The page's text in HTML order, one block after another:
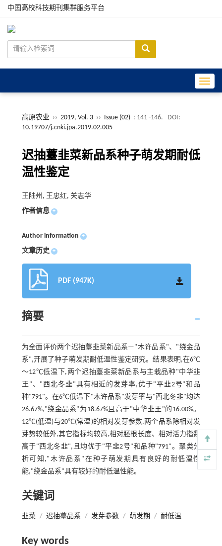
中国高校科技期刊集群服务平台
高原农业 ›› 2019, Vol. 3 ›› Issue (02) : 141 -146.
DOI:
10.19707/j.cnki.jpa.2019.02.005
迟抽薹韭菜新品系种子萌发期耐低
温性鉴定
王陆州, 王忠红, 关志华
作者信息 +
Author information +
文章历史 +
PDF (947K)
摘要
为全面评价两个迟抽薹韭菜新品系—"木许品系"、"绕金品
系",开展了种子萌发期耐低温性鉴定研究。结果表明,在6℃
～12℃低温下,两个迟抽薹韭菜新品系与主栽品种"中华韭
王"、"西北冬韭"具有相近的发芽率,优于"平韭2号"和品
种"791"。在6℃低温下"木许品系"发芽率与"西北冬韭"均达
26.67%,"绕金品系"为18.67%且高于"中华韭王"的16.00%。
12℃(低温)与20℃(常温)的相对发芽参数,两个品系除相对发
芽势较低外,其它指标均较高,相对胚根长度、相对活力指数
高于"西北冬韭",且均优于"平韭2号"和品种"791"。聚类分
析可知,"木许品系"在种子萌发期具有良好的耐低温性
能,"绕金品系"具有较好的耐低温性能。
关键词
韭菜 / 迟抽薹品系 / 发芽参数 / 萌发期 / 耐低温
Key words